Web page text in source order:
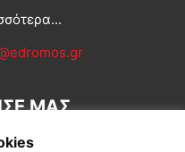
ΜΑΣ